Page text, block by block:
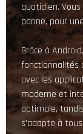
quotidien.
panne, pour
Grâce à
fonctionnalités
avec les
moderne et
optimale,
s’adapte à